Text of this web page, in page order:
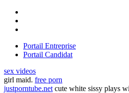
Portail Entreprise
Portail Candidat
sex videos
girl maid. free porn
justporntube.net cute white sissy plays